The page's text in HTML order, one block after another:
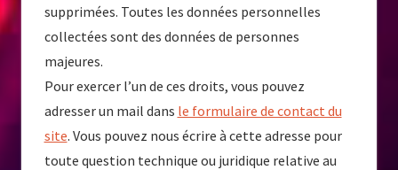
supprimées. Toutes les données personnelles
collectées sont des données de personnes
majeures.
Pour exercer l’un de ces droits, vous pouvez
adresser un mail dans le formulaire de contact du
site. Vous pouvez nous écrire à cette adresse pour
toute question technique ou juridique relative au